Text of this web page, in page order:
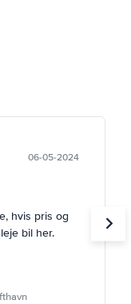
06-05-2024
hvis pris og
bil her.